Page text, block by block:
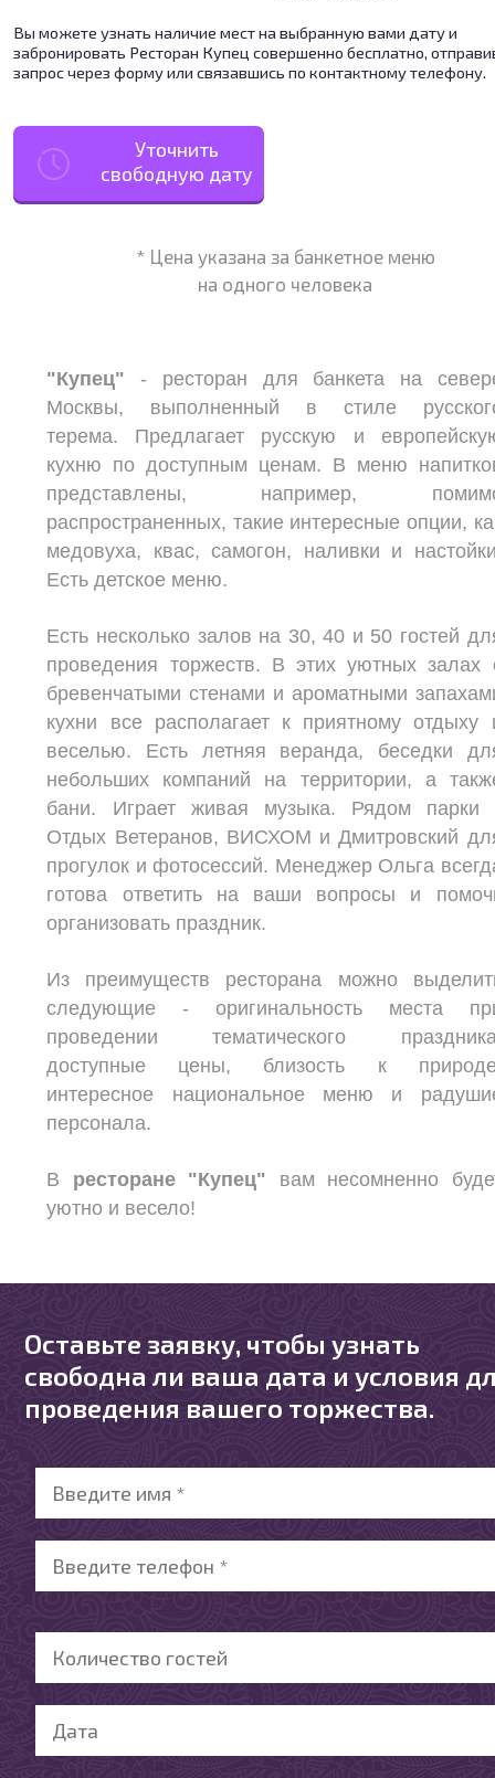
Вы можете узнать наличие мест на выбранную вами дату и
забронировать Ресторан Купец совершенно бесплатно,
запрос через форму или связавшись по контактному телефону.
Уточнить
свободную дату
* Цена указана за банкетное меню
на одного человека
"Купец" - ресторан
для банкета на
Москвы, выполненный в стиле
терема. Предлагает русскую и
кухню по доступным ценам. В меню
представлены, например,
распространенных, такие интересные опции,
медовуха, квас, самогон, наливки и
Есть детское меню.
Есть несколько залов на 30, 40 и 50 гостей
проведения торжеств. В этих уютных залах
бревенчатыми стенами и ароматными
кухни все располагает к приятному отдыху
веселью. Есть летняя веранда, беседки
небольших компаний на территории, а
бани. Играет живая музыка. Рядом парки
Отдых Ветеранов, ВИСХОМ и Дмитровский
прогулок и фотосессий. Менеджер Ольга
готова ответить на ваши вопросы и
организовать праздник.
Из преимуществ ресторана можно
следующие - оригинальность места
проведении тематического
доступные цены, близость к
интересное национальное меню и
персонала.
В ресторане "Купец" вам несомненно
уютно и весело!
Оставьте заявку, чтобы узнать
свободна ли ваша дата и условия
проведения вашего торжества.